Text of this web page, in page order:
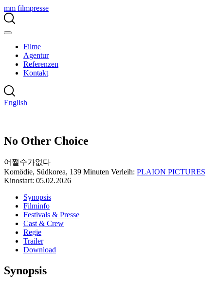
mm filmpresse
Filme
Agentur
Referenzen
Kontakt
English
No Other Choice
어쩔수가없다
Komödie, Südkorea, 139 Minuten Verleih: PLAION PICTURES
Kinostart: 05.02.2026
Synopsis
Filminfo
Festivals & Presse
Cast & Crew
Regie
Trailer
Download
Synopsis